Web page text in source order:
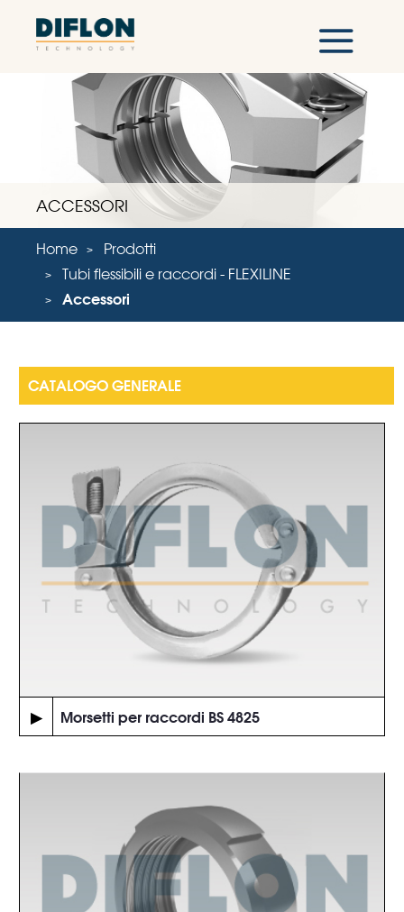
ACCESSORI
Home
Prodotti
Tubi flessibili e raccordi - FLEXILINE
Accessori
▶ Morsetti per raccordi BS 4825